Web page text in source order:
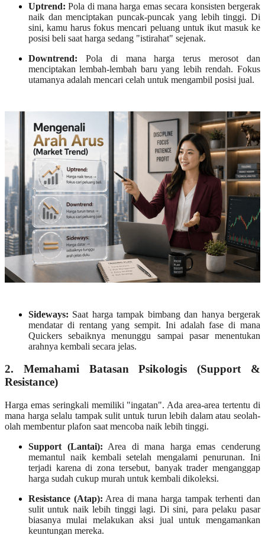
Uptrend: Pola di mana harga emas secara konsisten bergerak
naik dan menciptakan puncak-puncak yang lebih tinggi. Di
sini, kamu harus fokus mencari peluang untuk ikut masuk ke
posisi beli saat harga sedang "istirahat" sejenak.
Downtrend:
Pola di mana harga terus merosot dan
menciptakan lembah-lembah baru yang lebih rendah. Fokus
utamanya adalah mencari celah untuk mengambil posisi jual.
Sideways: Saat harga tampak bimbang dan hanya bergerak
mendatar di rentang yang sempit. Ini adalah fase di mana
Quickers sebaiknya menunggu sampai pasar menentukan
arahnya kembali secara jelas.
2. Memahami Batasan Psikologis (Support &
Resistance)
Harga emas seringkali memiliki "ingatan". Ada area-area tertentu di
mana harga selalu tampak sulit untuk turun lebih dalam atau seolah-
olah membentur plafon saat mencoba naik lebih tinggi.
Support (Lantai): Area di mana harga emas cenderung
memantul naik kembali setelah mengalami penurunan. Ini
terjadi karena di zona tersebut, banyak trader menganggap
harga sudah cukup murah untuk kembali dikoleksi.
Resistance (Atap): Area di mana harga tampak terhenti dan
sulit untuk naik lebih tinggi lagi. Di sini, para pelaku pasar
biasanya mulai melakukan aksi jual untuk mengamankan
keuntungan mereka.